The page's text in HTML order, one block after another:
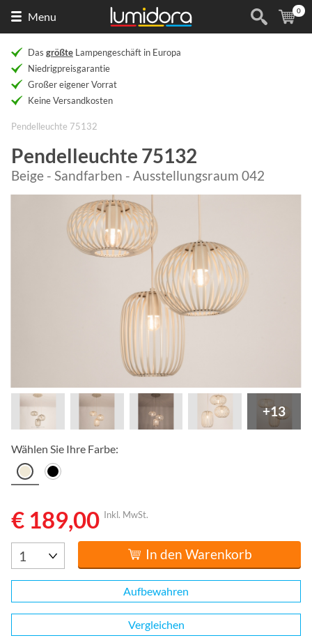
Menu (
0
Das größte Lampengeschäft in Europa
Niedrigpreisgarantie
Großer eigener Vorrat
Keine Versandkosten
Pendelleuchte 75132
Pendelleuchte 75132
Beige - Sandfarben - Ausstellungsraum 042
+13
Wählen Sie Ihre Farbe:
€ 189,00 Inkl. MwSt.
In den Warenkorb
Aufbewahren
Vergleichen